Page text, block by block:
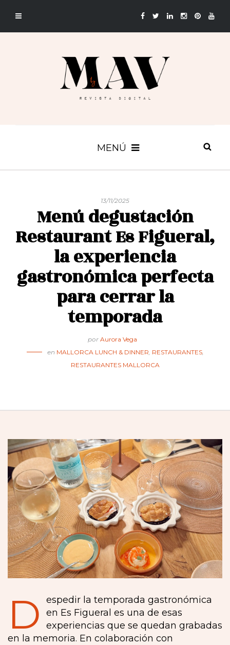
MENÚ
13/11/2025
Menú degustación
Restaurant Es Figueral,
la experiencia
gastronómica perfecta
para cerrar la
temporada
por Aurora Vega
en MALLORCA LUNCH & DINNER, RESTAURANTES,
RESTAURANTES MALLORCA
D
espedir la temporada gastronómica
en Es Figueral es una de esas
experiencias que se quedan grabadas
en la memoria. En colaboración con